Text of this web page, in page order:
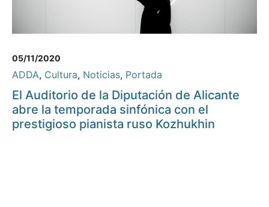
05/11/2020
ADDA, Cultura, Noticias, Portada
El Auditorio de la Diputación de Alicante
abre la temporada sinfónica con el
prestigioso pianista ruso Kozhukhin